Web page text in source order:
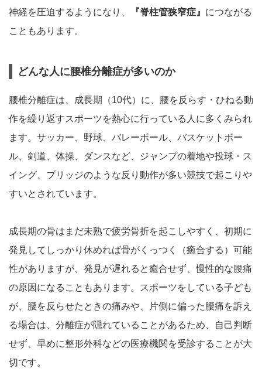
神経を圧迫するようになり、
『脊柱管狭窄症』 につながる
こともあります。
どんな人に腰椎分離症が多いのか
腰椎分離症は、成長期（10代）に、腰を反らす・ひねる動
作を繰り返すスポーツを熱心に行っている人に多くみられ
ます。サッカー、野球、バレーボール、バスケットボー
ル、剣道、体操、ダンスなど、ジャンプの着地や投球・ス
イング、ブリッジのような反り動作が多い競技で起こりや
すいとされています。
成長期の骨はまだ未熟で疲労骨折を起こしやすく、初期に
発見してしっかり休めれば骨がくっつく（癒合する）可能
性がありますが、発見が遅れると癒合せず、慢性的な腰痛
の原因になることもあります。スポーツをしている子ども
が、腰を反らせたときの痛みや、片側に偏った腰痛を訴え
る場合は、分離症が隠れていることがあるため、自己判断
せず、早めに整形外科などの医療機関を受診することが大
切です。